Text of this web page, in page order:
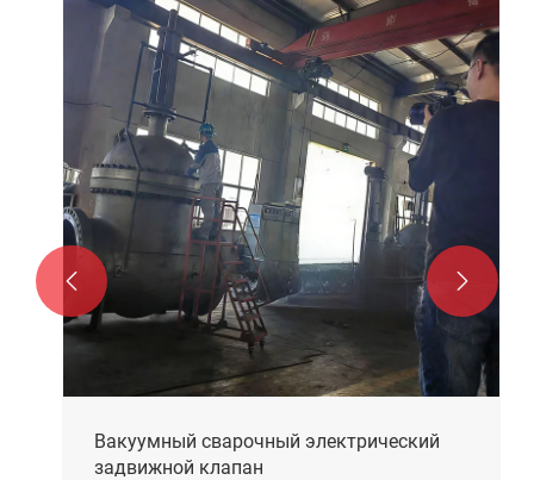
Вакуумный сварочный электрический
задвижной клапан
 